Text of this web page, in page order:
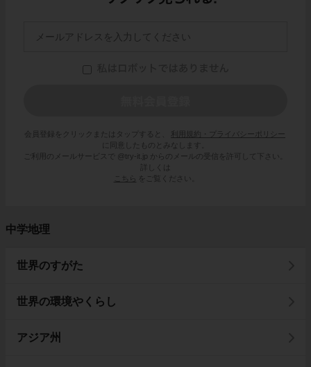
会員登録をクリックまたはタップすると、
利用規約・プライバシーポリシー
に同意したものとみなします。
ご利用のメールサービスで @try-it.jp からのメールの受信を許可して下さい。
詳しくは
こちら
をご覧ください。
中学地理
世界のすがた
世界の環境やくらし
アジア州